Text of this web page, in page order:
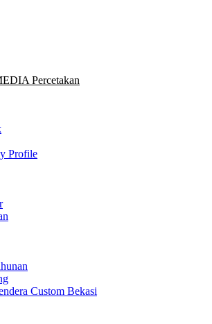
| 0822-4439-5599 (Call/WA)
WA) Percetakan jasa cetak banner buku yasin
map nota spanduk stiker undangan
24 jam
Profile
Custom Bekasi